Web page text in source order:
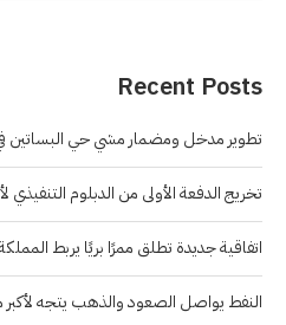
Recent Posts
تطوير مدخل ومضمار مشي حي البساتين
تخريج الدفعة الأولى من الدبلوم التنفيذي
اتفاقية جديدة تطلق ممرًا بريًا يربط
النفط يواصل الصعود والذهب يتجه